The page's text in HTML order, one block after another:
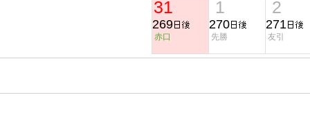
31
269
赤口
1
270
先勝
2
271
友引